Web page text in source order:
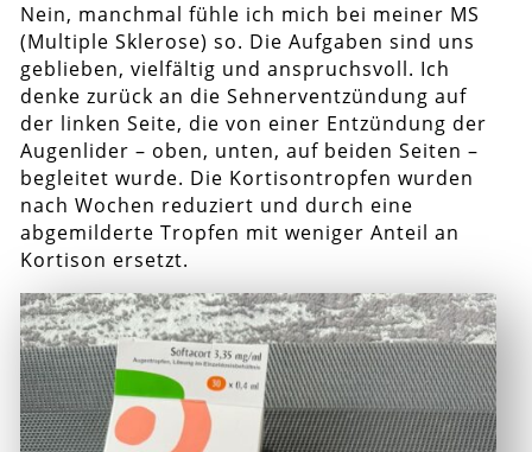
Nein, manchmal fühle ich mich bei meiner MS
(Multiple Sklerose) so. Die Aufgaben sind uns
geblieben, vielfältig und anspruchsvoll. Ich
denke zurück an die Sehnerventzündung auf
der linken Seite, die von einer Entzündung der
Augenlider – oben, unten, auf beiden Seiten –
begleitet wurde. Die Kortisontropfen wurden
nach Wochen reduziert und durch eine
abgemilderte Tropfen mit weniger Anteil an
Kortison ersetzt.